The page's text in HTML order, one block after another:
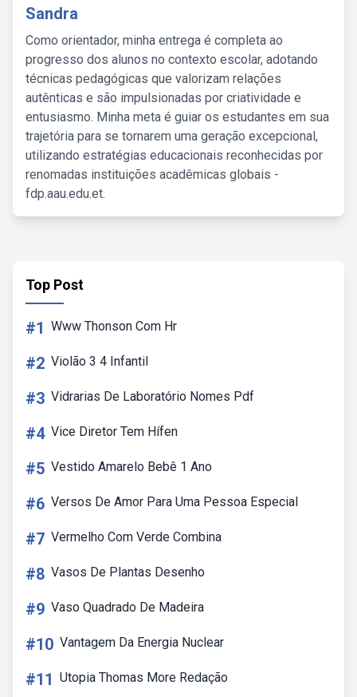
Sandra
Como orientador, minha entrega é completa ao
progresso dos alunos no contexto escolar, adotando
técnicas pedagógicas que valorizam relações
autênticas e são impulsionadas por criatividade e
entusiasmo. Minha meta é guiar os estudantes em sua
trajetória para se tornarem uma geração excepcional,
utilizando estratégias educacionais reconhecidas por
renomadas instituições acadêmicas globais -
fdp.aau.edu.et.
Top Post
#1 Www Thonson Com Hr
#2 Violão 3 4 Infantil
#3 Vidrarias De Laboratório Nomes Pdf
#4 Vice Diretor Tem Hífen
#5 Vestido Amarelo Bebê 1 Ano
#6 Versos De Amor Para Uma Pessoa Especial
#7 Vermelho Com Verde Combina
#8 Vasos De Plantas Desenho
#9 Vaso Quadrado De Madeira
#10 Vantagem Da Energia Nuclear
#11 Utopia Thomas More Redação